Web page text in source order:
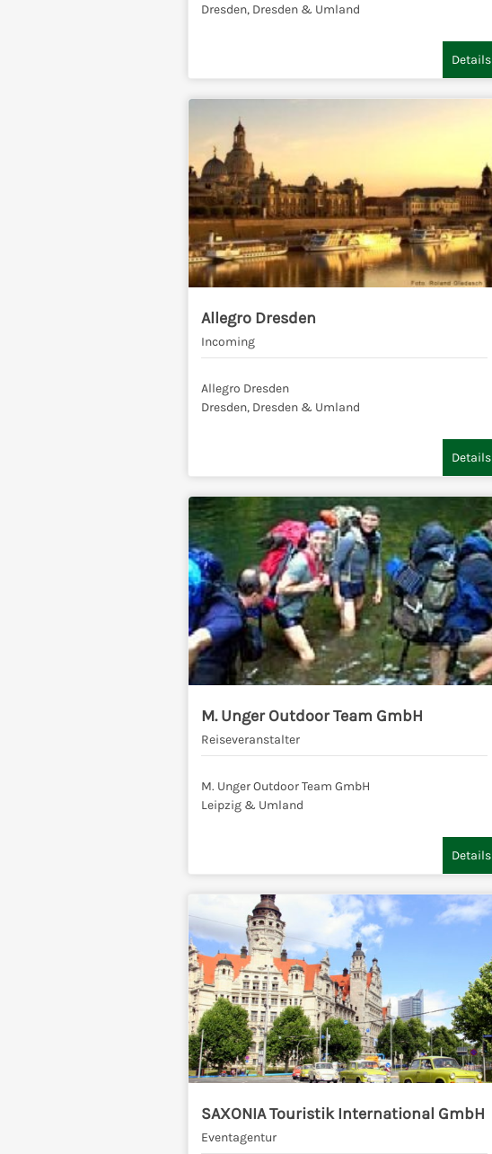
Dresden, Dresden & Umland
Details
Allegro Dresden
Incoming
Allegro Dresden
Dresden, Dresden & Umland
Details
M. Unger Outdoor Team GmbH
Reiseveranstalter
M. Unger Outdoor Team GmbH
Leipzig & Umland
Details
SAXONIA Touristik International GmbH
Eventagentur